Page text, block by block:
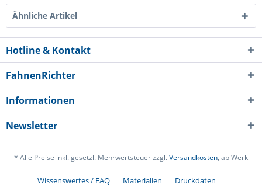
verstanden und stimme zu. *
Ähnliche Artikel
Hotline & Kontakt
FahnenRichter
Informationen
Newsletter
* Alle Preise inkl. gesetzl. Mehrwertsteuer zzgl.Versandkosten, ab Werk
Wissenswertes / FAQ Materialien Druckdaten